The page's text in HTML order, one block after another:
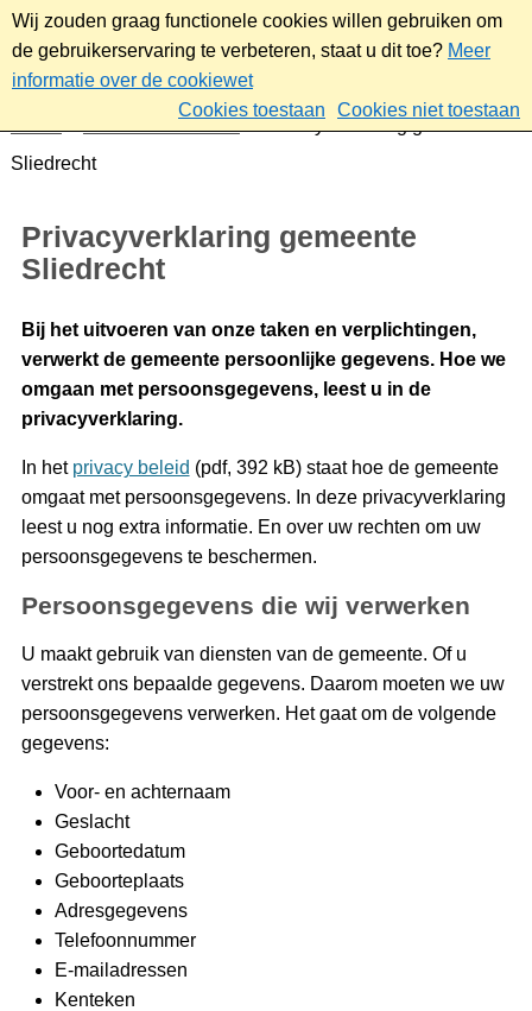
Wij zouden graag functionele cookies willen gebruiken om
de gebruikerservaring te verbeteren, staat u dit toe? Meer
informatie over de cookiewet
Cookies toestaan
Cookies niet toestaan
Over deze website
Privacyverklaring gemeente
Sliedrecht
Privacyverklaring gemeente
Sliedrecht
Bij het uitvoeren van onze taken en verplichtingen,
verwerkt de gemeente persoonlijke gegevens. Hoe we
omgaan met persoonsgegevens, leest u in de
privacyverklaring.
In het privacy beleid (pdf, 392 kB) staat hoe de gemeente
omgaat met persoonsgegevens. In deze privacyverklaring
leest u nog extra informatie. En over uw rechten om uw
persoonsgegevens te beschermen.
Persoonsgegevens die wij verwerken
U maakt gebruik van diensten van de gemeente. Of u
verstrekt ons bepaalde gegevens. Daarom moeten we uw
persoonsgegevens verwerken. Het gaat om de volgende
gegevens:
Voor- en achternaam
Geslacht
Geboortedatum
Geboorteplaats
Adresgegevens
Telefoonnummer
E-mailadressen
Kenteken